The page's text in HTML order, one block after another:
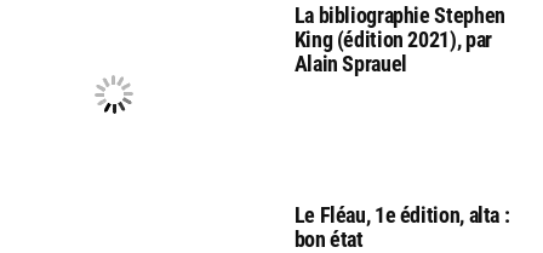
La bibliographie Stephen
King (édition 2021), par
Alain Sprauel
Le Fléau, 1e édition, alta :
bon état